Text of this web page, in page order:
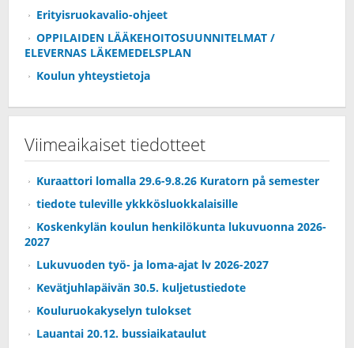
Erityisruokavalio-ohjeet
OPPILAIDEN LÄÄKEHOITOSUUNNITELMAT /
ELEVERNAS LÄKEMEDELSPLAN
Koulun yhteystietoja
Viimeaikaiset tiedotteet
Kuraattori lomalla 29.6-9.8.26 Kuratorn på semester
tiedote tuleville ykkkösluokkalaisille
Koskenkylän koulun henkilökunta lukuvuonna 2026-
2027
Lukuvuoden työ- ja loma-ajat lv 2026-2027
Kevätjuhlapäivän 30.5. kuljetustiedote
Kouluruokakyselyn tulokset
Lauantai 20.12. bussiaikataulut